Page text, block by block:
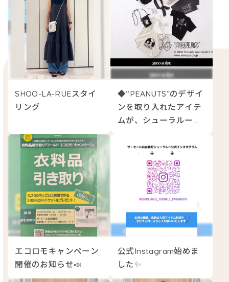
SHOO-LA-RUEスタイ
リング
◆“PEANUTS”のデザイ
ンを取り入れたアイテ
ムが、シューラルーよ
エコロモキャンペーン
開催のお知らせ📣
公式Instagram始めま
した✨️